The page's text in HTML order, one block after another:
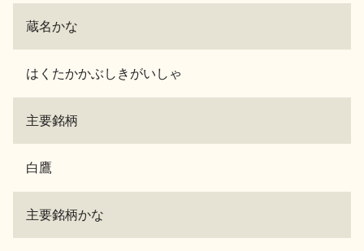
蔵名かな
はくたかかぶしきがいしゃ
主要銘柄
白鷹
主要銘柄かな